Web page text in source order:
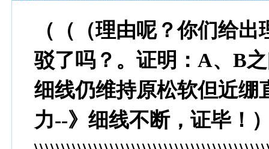
（（（理由呢？你们给
驳了吗？。证明：A、B
细线仍维持原松软但近绷
力--》细线不断，证毕！